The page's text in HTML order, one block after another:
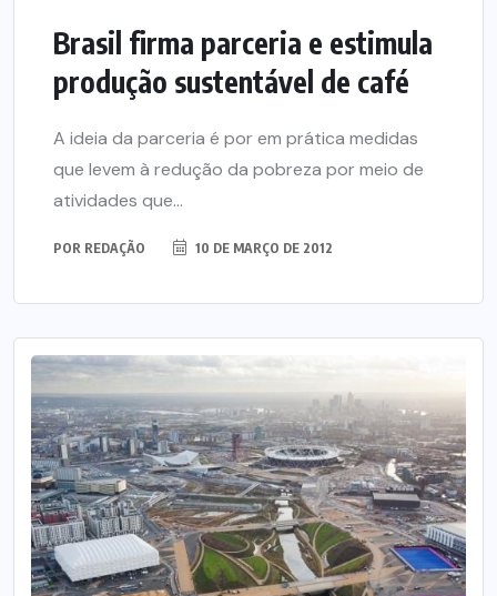
Brasil firma parceria e estimula
produção sustentável de café
A ideia da parceria é por em prática medidas
que levem à redução da pobreza por meio de
atividades que...
POR REDAÇÃO 10 DE MARÇO DE 2012